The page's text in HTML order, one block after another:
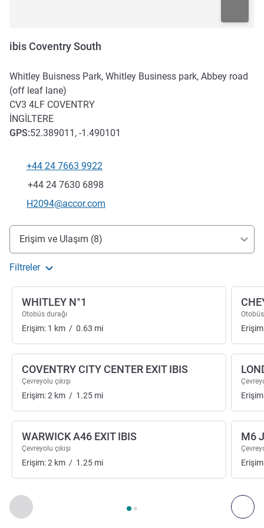
ibis Coventry South
Whitley Buisness Park, Whitley Business park, Abbey road
(off leaf lane)
CV3 4LF COVENTRY
İNGILTERE
GPS:52.389011, -1.490101
Telefon
+44 24 7663 9922
Faks
+44 24 7630 6898
İletişim için e-posta
H2094@accor.com
Erişim ve ulaşım
Erişim ve Ulaşım (8)
Filtreler
Önceki - Erişim ve Ulaşım
Sayfa
WHITLEY N°1
Otobüs durağı
Erişim: 1 km / 0.63 mi
COVENTRY CITY CENTER EXIT IBIS
Çevreyolu çıkışı
Erişim:2 km / 1.25 mi
WARWICK A46 EXIT IBIS
Çevreyolu çıkışı
Erişim:2 km / 1.25 mi
M6